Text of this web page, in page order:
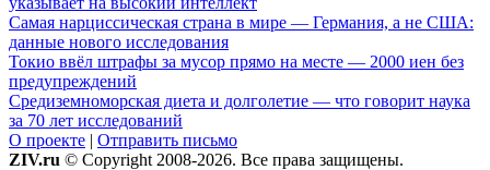
Самая нарциссическая страна в мире — Германия, а не США:
данные нового исследования
Токио ввёл штрафы за мусор прямо на месте — 2000 иен без
предупреждений
Средиземноморская диета и долголетие — что говорит наука
за 70 лет исследований
О проекте | Отправить письмо
ZIV.ru © Copyright 2008-2026. Все права защищены.